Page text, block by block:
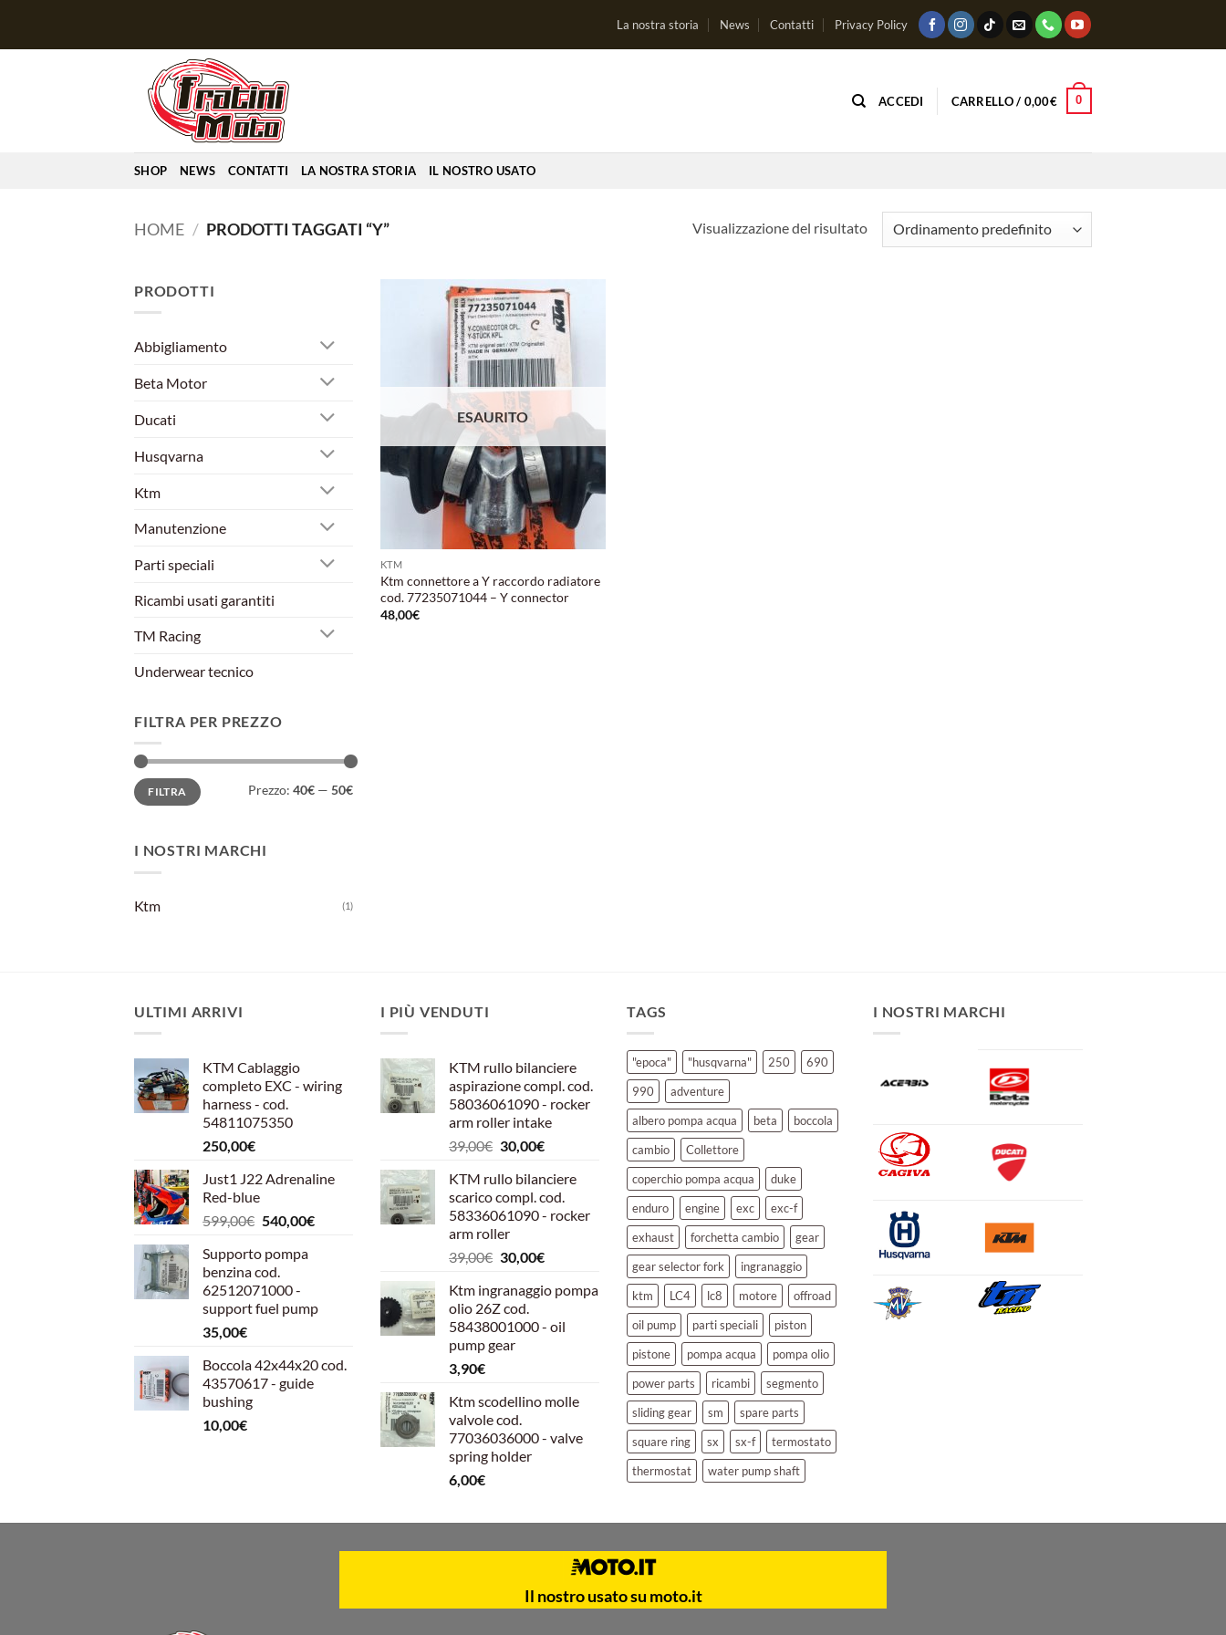
La nostra storia News Contatti Privacy Policy
ACCEDI CARRELLO / 0,00€ 0
SHOP NEWS CONTATTI LA NOSTRA STORIA IL NOSTRO USATO
HOME / PRODOTTI TAGGATI “Y” Visualizzazione del risultato
PRODOTTI
Abbigliamento
Beta Motor
Ducati
Husqvarna
Ktm
Manutenzione
Parti speciali
Ricambi usati garantiti
TM Racing
Underwear tecnico
FILTRA PER PREZZO
Prezzo
Min
Prezzo
MaxFILTRA Prezzo: 40€ — 50€
I NOSTRI MARCHI
Ktm (1)
Aggiungi
alla lista
desideri
ESAURITO
KTM
Ktm connettore a Y raccordo radiatore
cod. 77235071044 – Y connector
48,00€
ULTIMI ARRIVI
KTM Cablaggio
completo EXC - wiring
harness - cod.
54811075350
250,00€
Just1 J22 Adrenaline
Red-blue
599,00€ Il
originale
era:
599,00€.
540,00€Il
Supporto pompa
benzina cod.
62512071000 -
support fuel pump
35,00€
Boccola 42x44x20 cod.
43570617 - guide
bushing
10,00€
I PIÙ VENDUTI
KTM rullo bilanciere
aspirazione compl. cod.
58036061090 - rocker
arm roller intake
39,00€ Il
originale
era:
39,00€.
30,00€Il
attuale
è:
30,00€.
KTM rullo bilanciere
scarico compl. cod.
58336061090 - rocker
arm roller
39,00€ Il
originale
era:
39,00€.
30,00€Il
attuale
30,00€.
Ktm ingranaggio pompa
olio 26Z cod.
58438001000 - oil
pump gear
3,90€
Ktm scodellino molle
valvole cod.
77036036000 - valve
spring holder
6,00€
TAGS
"epoca" "husqvarna" 250
690
990
adventure
albero pompa acqua
beta
boccola
cambio
Collettore
coperchio pompa acqua
duke
enduro
engine exc
exc-f
exhaust
forchetta cambio
gear
gear selector fork
ingranaggio
ktm
LC4 lc8 motore
offroad
oil pump
parti speciali
piston
pistone
pompa acqua
pompa olio
power parts
ricambi
segmento
sliding gear
sm
spare parts
square ring
sx sx-f
termostato
thermostat
water pump shaft
I NOSTRI MARCHI
Il nostro usato su moto.it